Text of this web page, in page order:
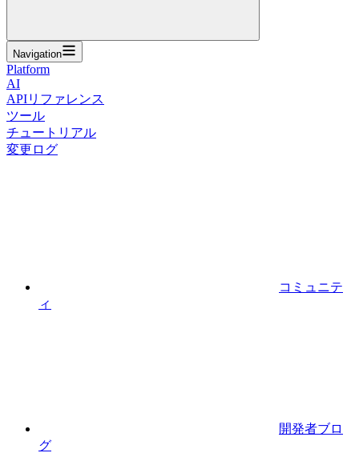
Navigation
Platform
AI
APIリファレンス
ツール
チュートリアル
変更ログ
コミュニテ
ィ
開発者ブロ
グ